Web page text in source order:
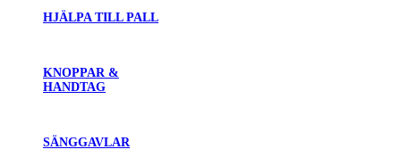
HJÄLPA TILL PALL
KNOPPAR &
HANDTAG
SÄNGGAVLAR